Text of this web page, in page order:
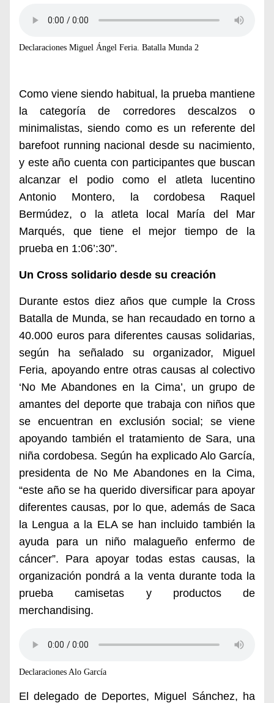
Declaraciones Miguel Ángel Feria. Batalla Munda 2
Como viene siendo habitual, la prueba mantiene
la categoría de corredores descalzos o
minimalistas, siendo como es un referente del
barefoot running nacional desde su nacimiento,
y este año cuenta con participantes que buscan
alcanzar el podio como el atleta lucentino
Antonio Montero, la cordobesa Raquel
Bermúdez, o la atleta local María del Mar
Marqués, que tiene el mejor tiempo de la
prueba en 1:06’:30”.
Un Cross solidario desde su creación
Durante estos diez años que cumple la Cross
Batalla de Munda, se han recaudado en torno a
40.000 euros para diferentes causas solidarias,
según ha señalado su organizador, Miguel
Feria, apoyando entre otras causas al colectivo
‘No Me Abandones en la Cima’, un grupo de
amantes del deporte que trabaja con niños que
se encuentran en exclusión social; se viene
apoyando también el tratamiento de Sara, una
niña cordobesa. Según ha explicado Alo García,
presidenta de No Me Abandones en la Cima,
“este año se ha querido diversificar para apoyar
diferentes causas, por lo que, además de Saca
la Lengua a la ELA se han incluido también la
ayuda para un niño malagueño enfermo de
cáncer”. Para apoyar todas estas causas, la
organización pondrá a la venta durante toda la
prueba camisetas y productos de
merchandising.
Declaraciones Alo García
El delegado de Deportes, Miguel Sánchez, ha